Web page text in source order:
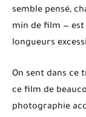
semble pensé,
min de film —
longueurs
On sent dans ce
ce film de
photographie